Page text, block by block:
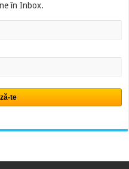
în Inbox.